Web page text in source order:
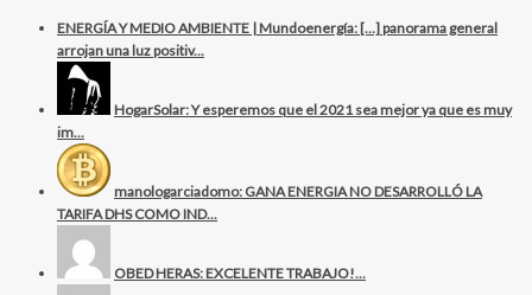
ENERGÍA Y MEDIO AMBIENTE | Mundoenergía: […] panorama general
arrojan una luz positiv...
HogarSolar: Y esperemos que el 2021 sea mejor ya que es muy
im...
manologarciadomo: GANA ENERGIA NO DESARROLLÓ LA
TARIFA DHS COMO IND...
OBED HERAS: EXCELENTE TRABAJO!...